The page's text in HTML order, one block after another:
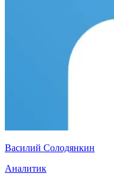
Василий Солодянкин
Аналитик